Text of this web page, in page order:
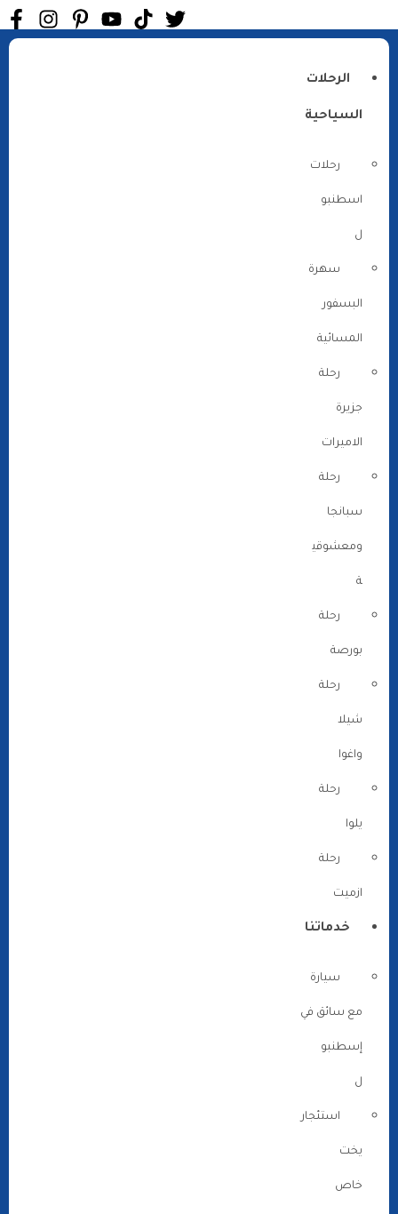
الرحلات
السياحية
رحلات
اسطنبو
ل
سهرة
البسفور
المسائية
رحلة
جزيرة
الاميرات
رحلة
سبانجا
ومعشوقي
ة
رحلة
بورصة
رحلة
شيلا
واغوا
رحلة
يلوا
رحلة
ازميت
خدماتنا
سيارة
مع سائق في
إسطنبو
ل
استئجار
يخت
خاص